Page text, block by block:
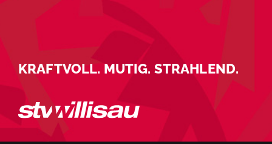
KRAFTVOLL. MUTIG. STRAHLEND.